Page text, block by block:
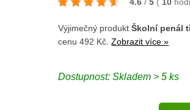
Výjimečný produktŠkolní penál
cenu 492 Kč.Zobrazit více »
Dostupnost: Skladem > 5 ks